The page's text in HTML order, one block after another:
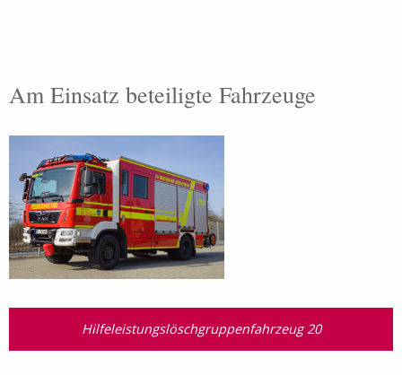
Am Einsatz beteiligte Fahrzeuge
Hilfeleistungslösch­gruppen­fahrzeug 20